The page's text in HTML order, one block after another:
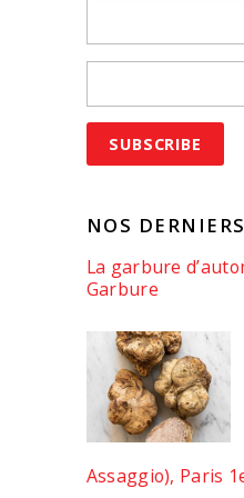
NOS
La garbure
Garbure
Assaggio), Paris